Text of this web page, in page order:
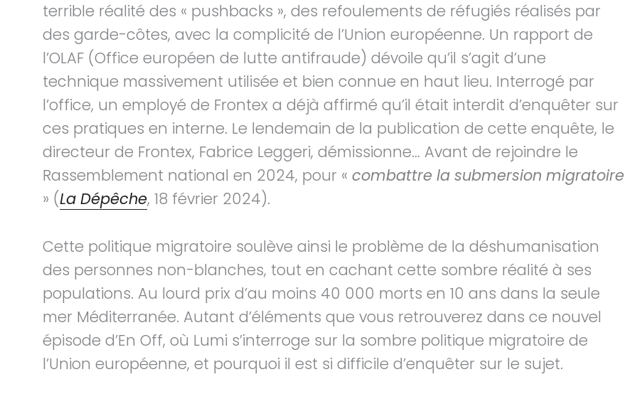
terrible réalité des « pushbacks », des refoulements de réfugiés réalisés par
des garde-côtes, avec la complicité de l’Union européenne. Un rapport de
l’OLAF (Office européen de lutte antifraude) dévoile qu’il s’agit d’une
technique massivement utilisée et bien connue en haut lieu. Interrogé par
l’office, un employé de Frontex a déjà affirmé qu’il était interdit d’enquêter sur
ces pratiques en interne. Le lendemain de la publication de cette enquête, le
directeur de Frontex, Fabrice Leggeri, démissionne… Avant de rejoindre le
Rassemblement national en 2024, pour « combattre la submersion migratoire
» (La Dépêche, 18 février 2024).
Cette politique migratoire soulève ainsi le problème de la déshumanisation
des personnes non-blanches, tout en cachant cette sombre réalité à ses
populations. Au lourd prix d’au moins 40 000 morts en 10 ans dans la seule
mer Méditerranée. Autant d’éléments que vous retrouverez dans ce nouvel
épisode d’En Off, où Lumi s’interroge sur la sombre politique migratoire de
l’Union européenne, et pourquoi il est si difficile d’enquêter sur le sujet.